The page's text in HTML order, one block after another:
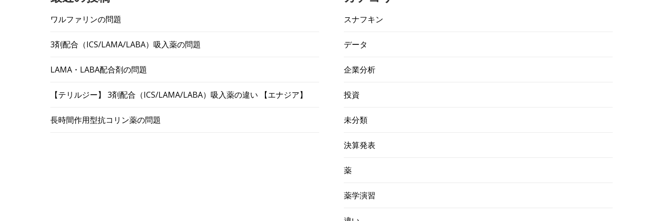
ワルファリンの問題
3剤配合（ICS/LAMA/LABA）吸入薬の問題
LAMA・LABA配合剤の問題
【テリルジー】 3剤配合（ICS/LAMA/LABA）吸入薬の違い 【エナジア】
長時間作用型抗コリン薬の問題
スナフキン
データ
企業分析
投資
未分類
決算発表
薬
薬学演習